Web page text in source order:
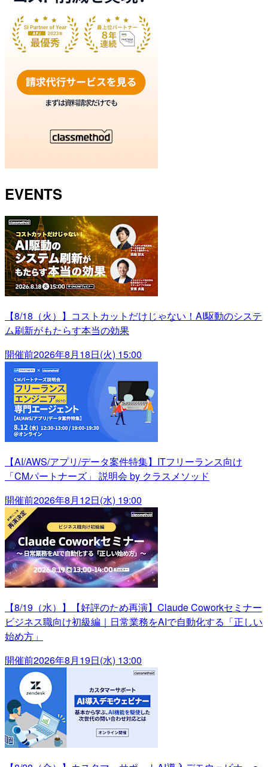
EVENTS
【8/18（火）】コストカットだけじゃない！AI駆動のシステ
ム刷新がもたらす本当の効果
開催前2026年8月18日(火) 15:00
【AI/AWS/アプリ/データ案件特集】ITフリーランス向け
「CMパートナーズ」 説明会 by クラスメソッド
開催前2026年8月12日(水) 19:00
【8/19（水）】【好評のため再演】Claude Coworkセミナー
ビジネス職向け初級編｜日常業務をAIで自動化する「正しい
始め方」
開催前2026年8月19日(水) 13:00